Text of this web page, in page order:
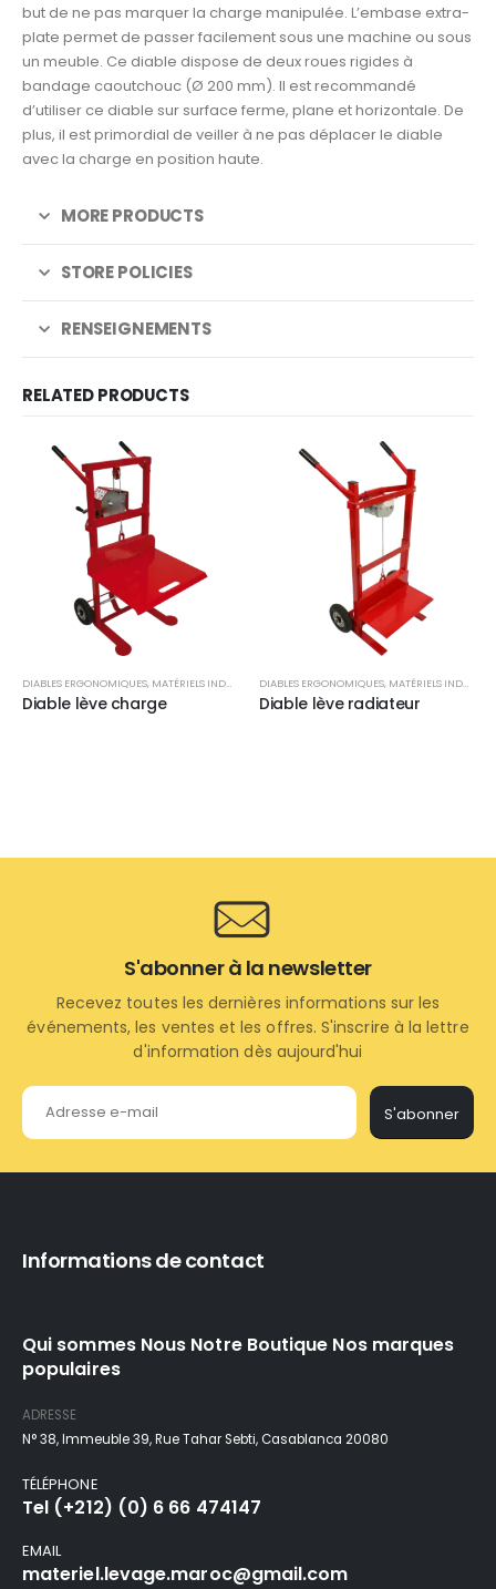
but de ne pas marquer la charge manipulée. L’embase extra-
plate permet de passer facilement sous une machine ou sous
un meuble. Ce diable dispose de deux roues rigides à
bandage caoutchouc (Ø 200 mm). Il est recommandé
d’utiliser ce diable sur surface ferme, plane et horizontale. De
plus, il est primordial de veiller à ne pas déplacer le diable
avec la charge en position haute.
MORE PRODUCTS
STORE POLICIES
RENSEIGNEMENTS
RELATED PRODUCTS
DIABLES ERGONOMIQUES, MATÉRIELS INDUSTRIELS
Diable lève charge
DIABLES ERGONOMIQUES, MATÉRIELS INDUSTRIELS
Diable lève radiateur
S'abonner à la newsletter
Recevez toutes les dernières informations sur les
événements, les ventes et les offres. S'inscrire à la lettre
d'information dès aujourd'hui
S'abonner
Informations de contact
Qui sommes Nous Notre Boutique Nos marques
populaires
ADRESSE
N° 38, Immeuble 39, Rue Tahar Sebti, Casablanca 20080
TÉLÉPHONE
Tel (+212) (0) 6 66 474147
EMAIL
materiel.levage.maroc@gmail.com